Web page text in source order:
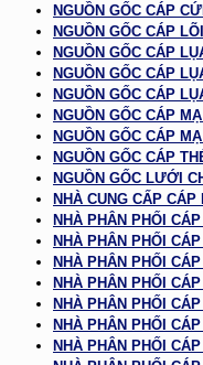
NGUỒN GỐC CÁP
NGUỒN GỐC CÁP
NGUỒN GỐC CÁP
NGUỒN GỐC CÁP
NGUỒN GỐC CÁP
NGUỒN GỐC CÁP
NGUỒN GỐC CÁP
NGUỒN GỐC CÁP
NGUỒN GỐC LƯỚI
NHÀ CUNG CẤP
NHÀ PHÂN PHỐI
NHÀ PHÂN PHỐI
NHÀ PHÂN PHỐI
NHÀ PHÂN PHỐI
NHÀ PHÂN PHỐI
NHÀ PHÂN PHỐI
NHÀ PHÂN PHỐI